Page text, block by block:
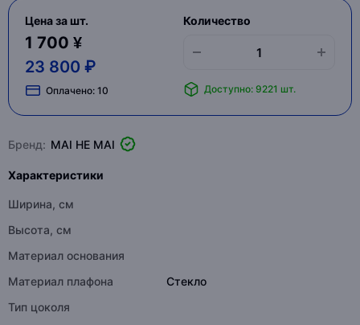
Цена за шт.
1 700 ¥
23 800 ₽
Оплачено: 10
Количество
Доступно: 9221 шт.
Бренд: MAI HE MAI
Характеристики
Ширина, см
Высота, см
Материал основания
Материал плафона
Стекло
Тип цоколя